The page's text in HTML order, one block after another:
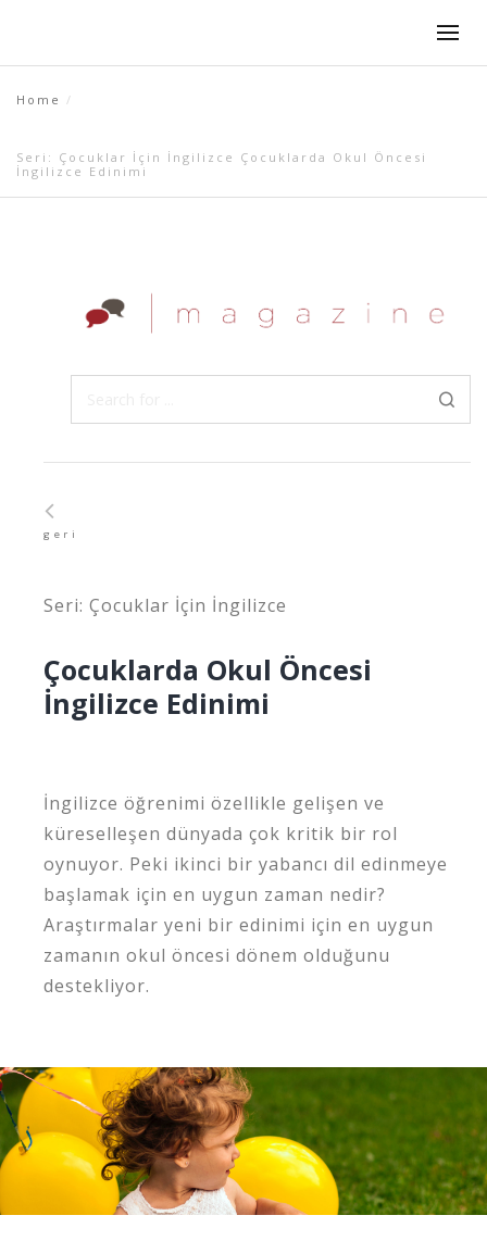
Home
Seri: Çocuklar İçin İngilizce Çocuklarda Okul Öncesi
İngilizce Edinimi
geri
Seri: Çocuklar İçin İngilizce
Çocuklarda Okul Öncesi
İngilizce Edinimi
İngilizce öğrenimi özellikle gelişen ve
küreselleşen dünyada çok kritik bir rol
oynuyor. Peki ikinci bir yabancı dil edinmeye
başlamak için en uygun zaman nedir?
Araştırmalar yeni bir edinimi için en uygun
zamanın okul öncesi dönem olduğunu
destekliyor.